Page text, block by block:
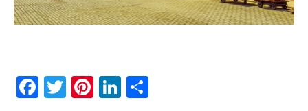
Facebook
TwitterPinterest
LinkedIn